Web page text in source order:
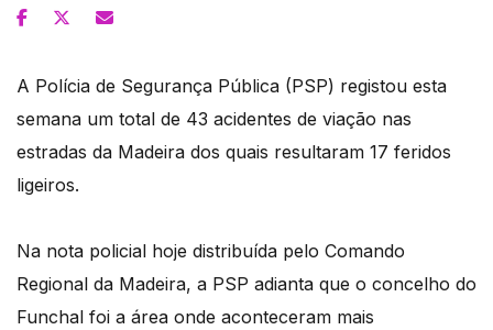
A Polícia de Segurança Pública (PSP) registou esta
semana um total de 43 acidentes de viação nas
estradas da Madeira dos quais resultaram 17 feridos
ligeiros.
Na nota policial hoje distribuída pelo Comando
Regional da Madeira, a PSP adianta que o concelho do
Funchal foi a área onde aconteceram mais